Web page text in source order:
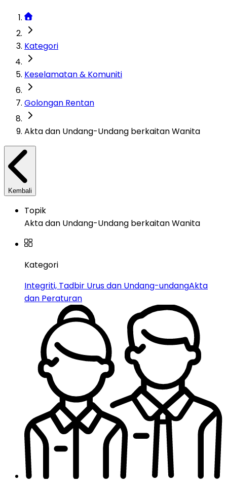
Kategori
Keselamatan & Komuniti
Golongan Rentan
Akta dan Undang-Undang berkaitan Wanita
Kembali
Topik
Akta dan Undang-Undang berkaitan Wanita
Kategori
Integriti, Tadbir Urus dan Undang-undangAkta
dan Peraturan